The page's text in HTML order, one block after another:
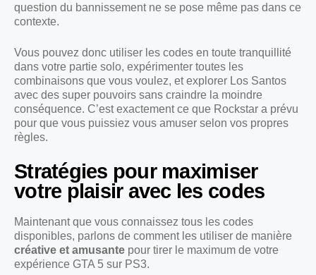
question du bannissement ne se pose même pas dans ce
contexte.
Vous pouvez donc utiliser les codes en toute tranquillité
dans votre partie solo, expérimenter toutes les
combinaisons que vous voulez, et explorer Los Santos
avec des super pouvoirs sans craindre la moindre
conséquence. C’est exactement ce que Rockstar a prévu
pour que vous puissiez vous amuser selon vos propres
règles.
Stratégies pour maximiser
votre plaisir avec les codes
Maintenant que vous connaissez tous les codes
disponibles, parlons de comment les utiliser de manière
créative et amusante pour tirer le maximum de votre
expérience GTA 5 sur PS3.